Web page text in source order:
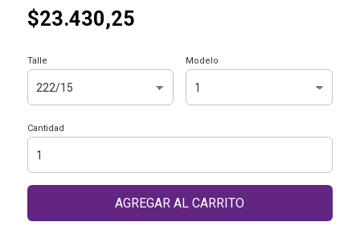
$23.430,25
Talle Modelo
Cantidad
AGREGAR AL CARRITO